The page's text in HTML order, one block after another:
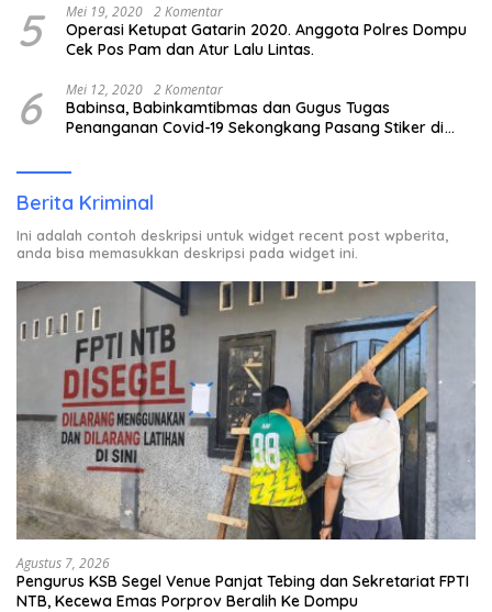
5 Mei 19, 2020 2 Komentar
Operasi Ketupat Gatarin 2020. Anggota Polres Dompu
Cek Pos Pam dan Atur Lalu Lintas.
6 Mei 12, 2020 2 Komentar
Babinsa, Babinkamtibmas dan Gugus Tugas
Penanganan Covid-19 Sekongkang Pasang Stiker di
Berita Kriminal
Ini adalah contoh deskripsi untuk widget recent post wpberita,
anda bisa memasukkan deskripsi pada widget ini.
Agustus 7, 2026
Pengurus KSB Segel Venue Panjat Tebing dan Sekretariat FPTI
NTB, Kecewa Emas Porprov Beralih Ke Dompu